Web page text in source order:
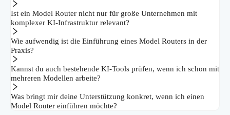
Ist ein Model Router nicht nur für große Unternehmen mit
komplexer KI-Infrastruktur relevant?
Wie aufwendig ist die Einführung eines Model Routers in der
Praxis?
Kannst du auch bestehende KI-Tools prüfen, wenn ich schon mit
mehreren Modellen arbeite?
Was bringt mir deine Unterstützung konkret, wenn ich einen
Model Router einführen möchte?